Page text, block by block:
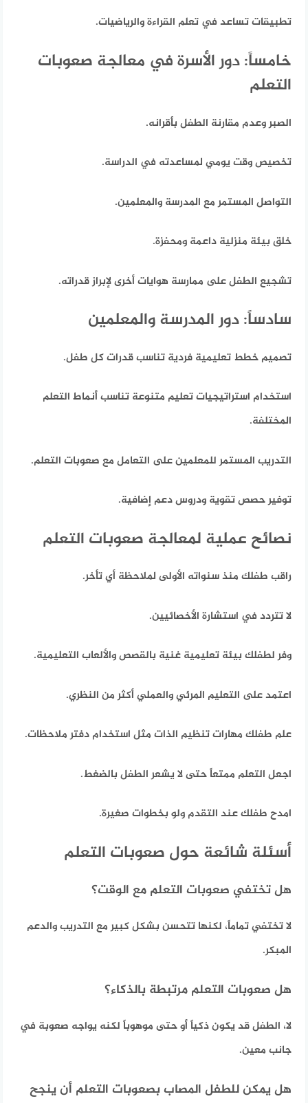
تطبيقات تساعد في تعلم القراءة والرياضيات.
خامساً: دور الأسرة في معالجة صعوبات
التعلم
الصبر وعدم مقارنة الطفل بأقرانه.
تخصيص وقت يومي لمساعدته في الدراسة.
التواصل المستمر مع المدرسة والمعلمين.
خلق بيئة منزلية داعمة ومحفزة.
تشجيع الطفل على ممارسة هوايات أخرى لإبراز قدراته.
سادساً: دور المدرسة والمعلمين
تصميم خطط تعليمية فردية تناسب قدرات كل طفل.
استخدام استراتيجيات تعليم متنوعة تناسب أنماط التعلم
المختلفة.
التدريب المستمر للمعلمين على التعامل مع صعوبات التعلم.
توفير حصص تقوية ودروس دعم إضافية.
نصائح عملية لمعالجة صعوبات التعلم
راقب طفلك منذ سنواته الأولى لملاحظة أي تأخر.
لا تتردد في استشارة الأخصائيين.
وفر لطفلك بيئة تعليمية غنية بالقصص والألعاب التعليمية.
اعتمد على التعليم المرئي والعملي أكثر من النظري.
علم طفلك مهارات تنظيم الذات مثل استخدام دفتر ملاحظات.
اجعل التعلم ممتعاً حتى لا يشعر الطفل بالضغط.
امدح طفلك عند التقدم ولو بخطوات صغيرة.
أسئلة شائعة حول صعوبات التعلم
هل تختفي صعوبات التعلم مع الوقت؟
لا تختفي تماماً، لكنها تتحسن بشكل كبير مع التدريب والدعم
المبكر.
هل صعوبات التعلم مرتبطة بالذكاء؟
لا، الطفل قد يكون ذكياً أو حتى موهوباً لكنه يواجه صعوبة في
جانب معين.
هل يمكن للطفل المصاب بصعوبات التعلم أن ينجح